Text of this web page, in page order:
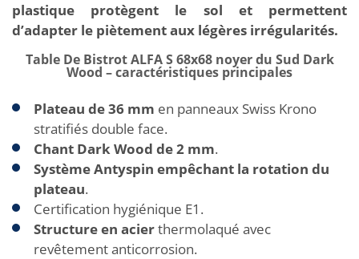
plastique protègent le sol et permettent
d’adapter le piètement aux légères irrégularités.
Table De Bistrot ALFA S 68x68 noyer du Sud Dark
Wood – caractéristiques principales
Plateau de 36 mm en panneaux Swiss Krono
stratifiés double face.
Chant Dark Wood de 2 mm.
Système Antyspin empêchant la rotation du
plateau.
Certification hygiénique E1.
Structure en acierthermolaqué avec
revêtement anticorrosion.